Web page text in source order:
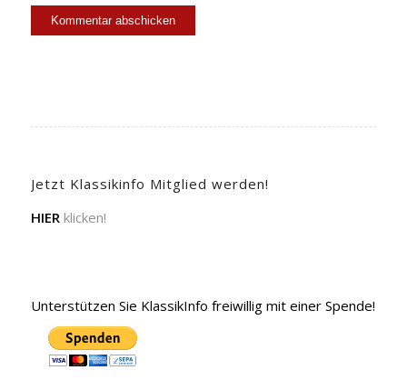
Jetzt Klassikinfo Mitglied werden!
HIERklicken!
Unterstützen Sie KlassikInfo freiwillig mit einer Spende!